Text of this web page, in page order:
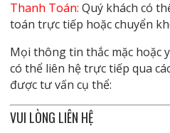
Thanh Toán: Quý khách có
toán trực tiếp hoặc chuyển
Mọi thông tin thắc mặc hoặc
có thể liên hệ trực tiếp qua
được tư vấn cụ thể:
VUI LÒNG LIÊN HỆ